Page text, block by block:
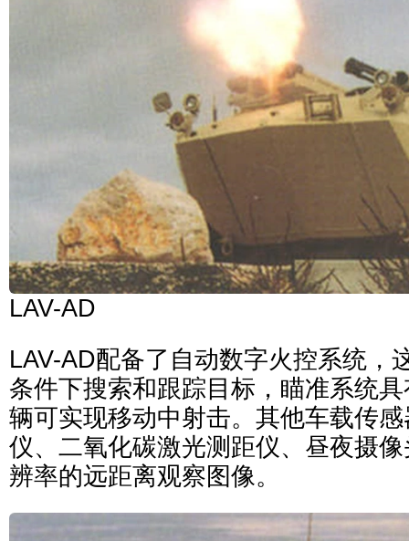
LAV-AD
LAV-AD配备了自动数字火控系统，
条件下搜索和跟踪目标，瞄准系统
辆可实现移动中射击。其他车载传
仪、二氧化碳激光测距仪、昼夜摄
辨率的远距离观察图像。